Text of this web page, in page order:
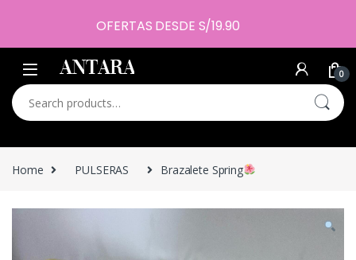
0
Search for:
Home PULSERAS Brazalete Spring
OFERTAS DESDE S/19.90